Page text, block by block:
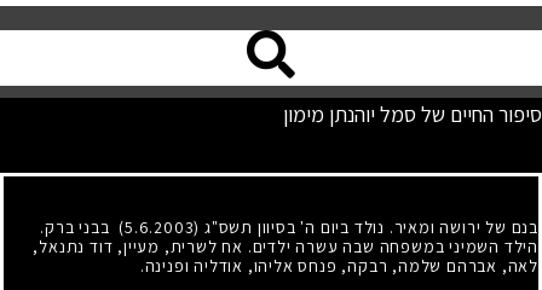
סיפור החיים של סמל יוהנתן מימון
בנם של ירושה ומאיר. נולד ביום ה' בסיוון תשס"ג (5.6.2003) בבני ברק.
הילד השמיני במשפחה שבה עשרה ילדים. אח לשרית, מעיין, דוד נתנאל,
לאה, אברהם שלמה, רבקה, פנחס אליהו, אודליה ופנינה.